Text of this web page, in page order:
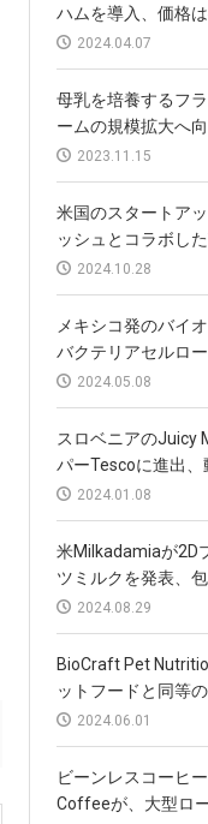
ハムを導入、価格
2024.04.07
母乳を培養するフ
ームの規模拡大へ
2023.11.15
米国のスタートア
ッシュとコラボし
2024.10.28
メキシコ発のバイ
バクテリアセルロ
2024.05.08
スロベニアのJuicy
パーTescoに進出、
2024.01.08
米Milkadamiaが2D
ツミルクを発表、
2024.08.29
BioCraft Pet
ットフードと同等
2024.06.01
ビーンレスコーヒ
Coffeeが、大型ロ